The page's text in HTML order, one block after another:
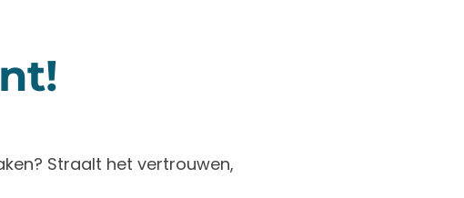
Straalt het vertrouwen,